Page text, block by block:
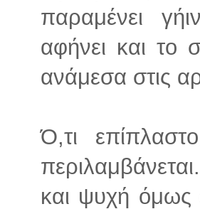
παραμένει
αφήνει και το
ανάμεσα στις
Ό,τι
και ψυχή όμως